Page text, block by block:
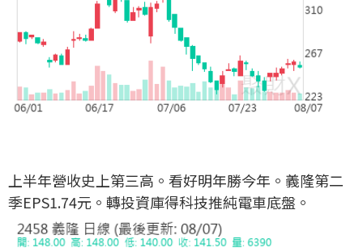
上半年營收史上第三高。看好明年勝今年。義隆第二
季EPS1.74元。轉投資庫得科技推純電車底盤。